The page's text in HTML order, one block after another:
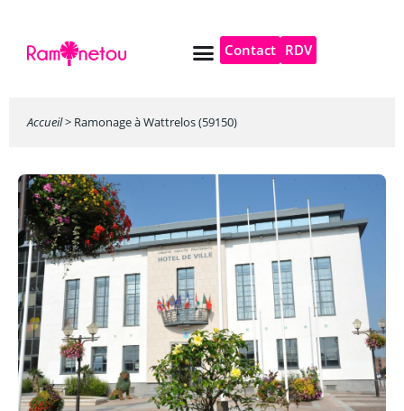
Contact RDV
Accueil> Ramonage à Wattrelos (59150)